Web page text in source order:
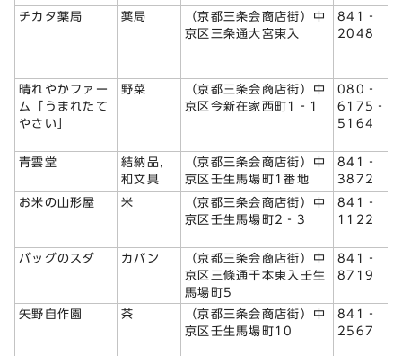
チカタ薬局 薬局
（京都三条会商店街）中
京区三条通大宮東入
841‐
2048
晴れやかファー
ム「うまれたて
やさい」
野菜
（京都三条会商店街）中
京区今新在家西町1‐1
080‐
6175‐
5164
青雲堂
結納品，
和文具
（京都三条会商店街）中
京区壬生馬場町1番地
841‐
3872
お米の山形屋
米
（京都三条会商店街）中
京区壬生馬場町2‐3
841‐
1122
バッグのスダ カバン
（京都三条会商店街）中
京区三條通千本東入壬生
馬場町5
841‐
8719
矢野自作園 茶
（京都三条会商店街）中
京区壬生馬場町10
841‐
2567